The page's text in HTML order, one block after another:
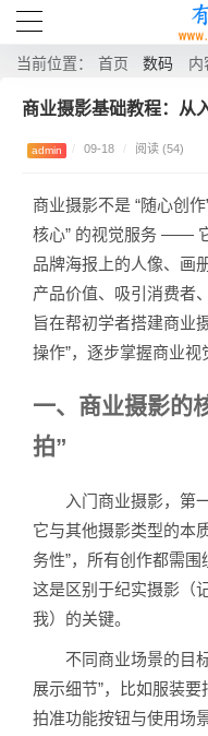
当前位置： 首页 数码 内
商业摄影基础教程：从
admin / 09-18 / 阅读 (54)
商业摄影不是 “随心创
核心” 的视觉服务 ——
品牌海报上的人像、画
产品价值、吸引消费者
旨在帮初学者搭建商业
操作”，逐步掌握商业视
一、商业摄影的
拍”
入门商业摄影，第一
它与其他摄影类型的本
务性”，所有创作都需围
这是区别于纪实摄影（
我）的关键。
不同商业场景的目标
展示细节”，比如服装
拍准功能按钮与使用场